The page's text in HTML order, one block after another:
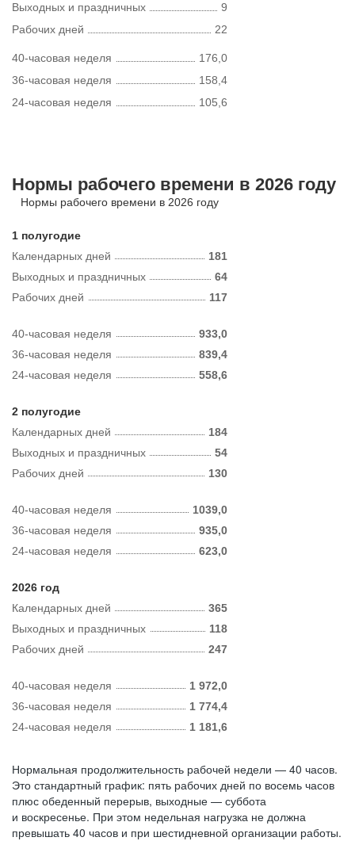
Выходных и праздничных
9
Рабочих дней
22
40-часовая неделя
176,0
36-часовая неделя
158,4
24-часовая неделя
105,6
Нормы рабочего времени в 2026 году
Нормы рабочего времени в 2026 году
1 полугодие
Календарных дней
181
Рабочих дней 117
Выходных и праздничных 64
40-часовая неделя
933,0
36-часовая неделя
839,4
24-часовая неделя
558,6
2 полугодие
Календарных дней
184
Рабочих дней 130
Выходных и праздничных 54
40-часовая неделя
1039,0
36-часовая неделя
935,0
24-часовая неделя
623,0
2026 год
Календарных дней
365
Рабочих дней 247
Выходных и праздничных 118
40-часовая неделя
1 972,0
36-часовая неделя
1 774,4
24-часовая неделя
1 181,6
Нормальная продолжительность рабочей недели — 40 часов.
Это стандартный график: пять рабочих дней по восемь часов
плюс обеденный перерыв, выходные — суббота
и воскресенье. При этом недельная нагрузка не должна
превышать 40 часов и при шестидневной организации работы.